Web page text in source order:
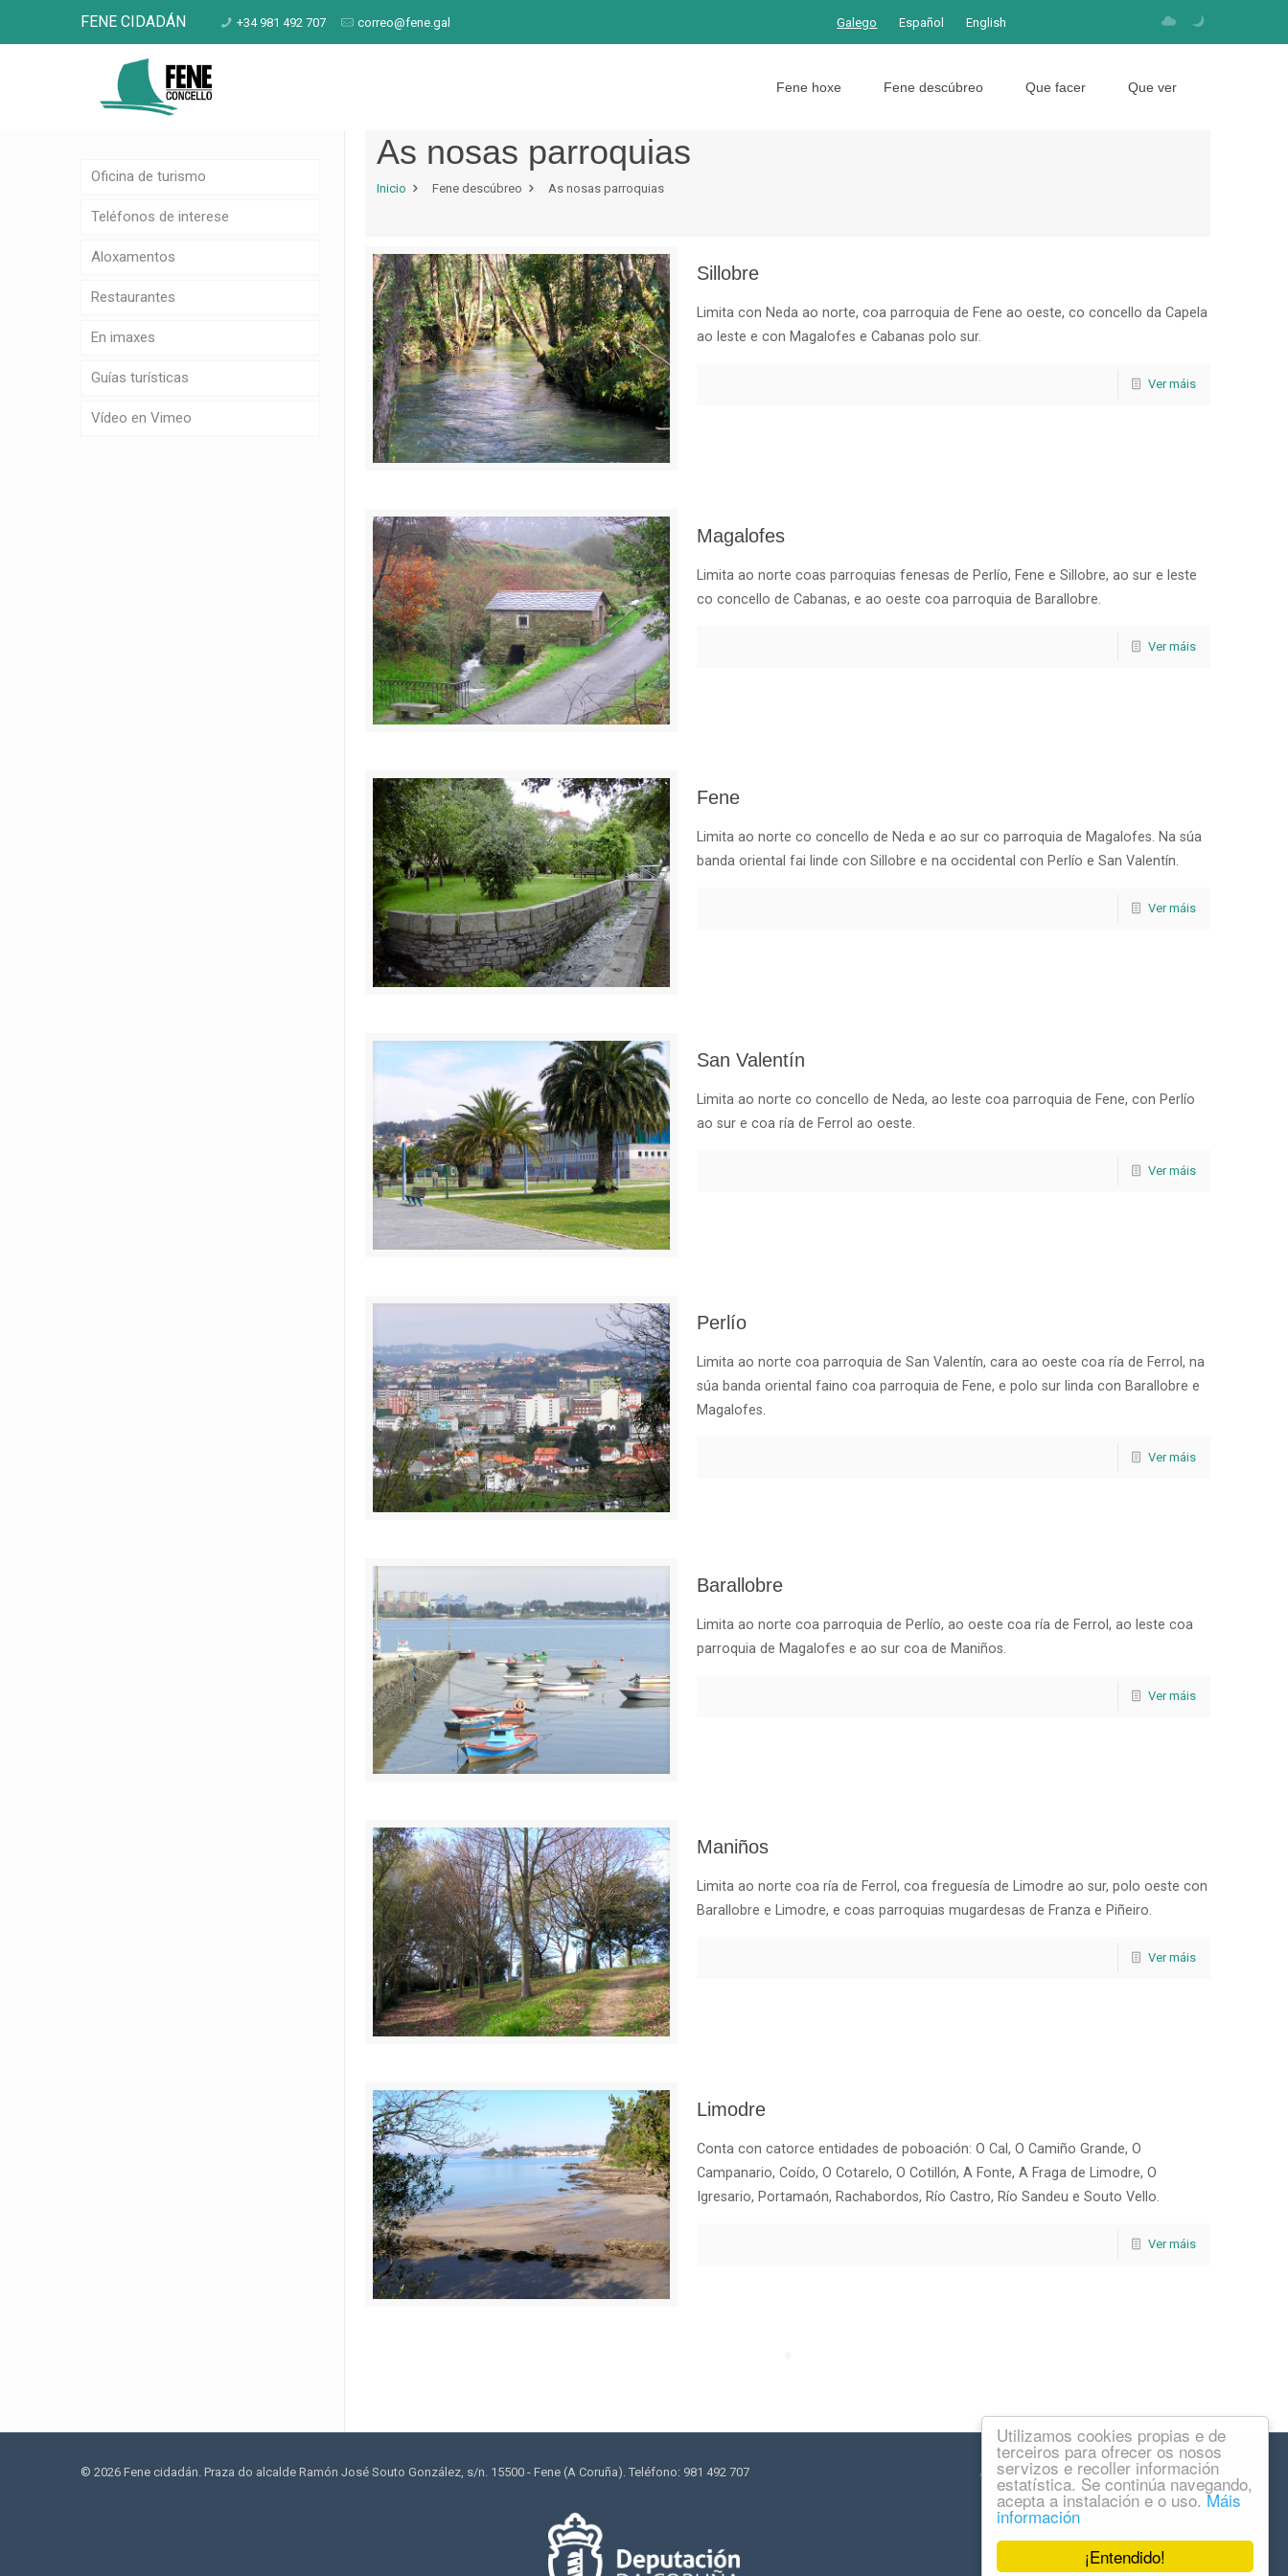
¡Entendido!
Utilizamos cookies propias e de
terceiros para ofrecer os nosos
servizos e recoller información
estatística. Se continúa navegando,
acepta a instalación e o uso.Máis
información
FENE CIDADÁN +34 981 492 707 correo@fene.gal Galego Español English
Fene hoxe Fene descúbreo Que facer Que ver
As nosas parroquias
Inicio Fene descúbreo As nosas parroquias
Sillobre
Limita con Neda ao norte, coa parroquia de Fene ao oeste, co concello da Capela
ao leste e con Magalofes e Cabanas polo sur.
Ver máis
Magalofes
Limita ao norte coas parroquias fenesas de Perlío, Fene e Sillobre, ao sur e leste
co concello de Cabanas, e ao oeste coa parroquia de Barallobre.
Ver máis
Fene
Limita ao norte co concello de Neda e ao sur co parroquia de Magalofes. Na súa
banda oriental fai linde con Sillobre e na occidental con Perlío e San Valentín.
Ver máis
San Valentín
Limita ao norte co concello de Neda, ao leste coa parroquia de Fene, con Perlío
ao sur e coa ría de Ferrol ao oeste.
Ver máis
Perlío
Limita ao norte coa parroquia de San Valentín, cara ao oeste coa ría de Ferrol, na
súa banda oriental faino coa parroquia de Fene, e polo sur linda con Barallobre e
Magalofes.
Ver máis
Barallobre
Limita ao norte coa parroquia de Perlío, ao oeste coa ría de Ferrol, ao leste coa
parroquia de Magalofes e ao sur coa de Maniños.
Ver máis
Maniños
Limita ao norte coa ría de Ferrol, coa freguesía de Limodre ao sur, polo oeste con
Barallobre e Limodre, e coas parroquias mugardesas de Franza e Piñeiro.
Ver máis
Limodre
Conta con catorce entidades de poboación: O Cal, O Camiño Grande, O
Campanario, Coído, O Cotarelo, O Cotillón, A Fonte, A Fraga de Limodre, O
Igresario, Portamaón, Rachabordos, Río Castro, Río Sandeu e Souto Vello.
Ver máis
Oficina de turismo
Teléfonos de interese
Aloxamentos
Restaurantes
En imaxes
Guías turísticas
Vídeo en Vimeo
© 2026 Fene cidadán. Praza do alcalde Ramón José Souto González, s/n. 15500 - Fene (A Coruña). Teléfono: 981 492 707 Aviso legal Accesibilidade